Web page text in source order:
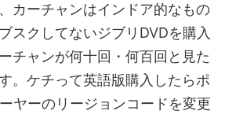
カーチャンはインドア的なもの
スクしてないジブリDVDを購入
チャンが何十回・何百回と見た
。ケチって英語版購入したらポ
ヤーのリージョンコードを変更